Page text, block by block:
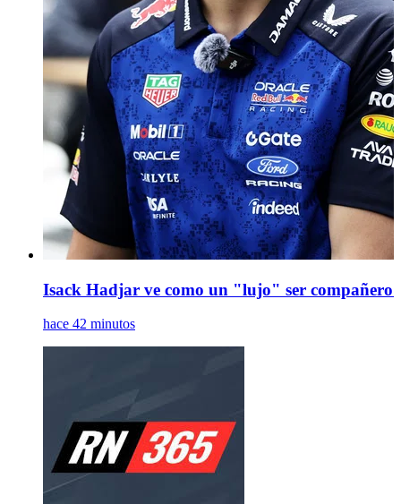
Isack Hadjar ve como un "lujo" ser compañero
hace 42 minutos